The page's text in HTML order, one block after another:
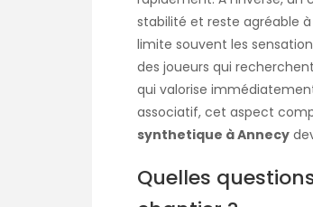
stabilité et reste agréable
limite souvent les
des joueurs qui
qui valorise
associatif, cet aspect
synthetique à Annecy
Quelles